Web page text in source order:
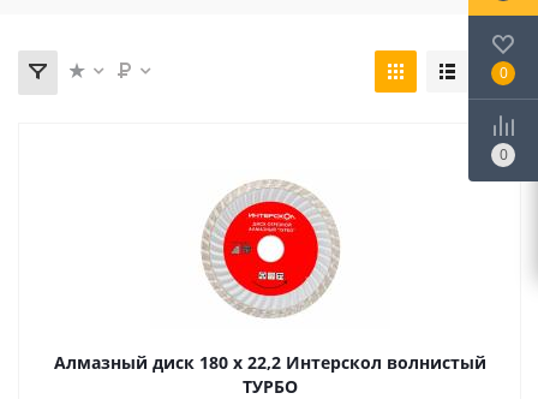
Алмазный диск 180 х 22,2 Интерскол волнистый
ТУРБО
0
0